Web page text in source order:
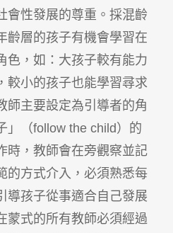
會性發展的尊重。採混齡
齡層的孩子有機會學習在
色，如：大孩子較有能力
較小的孩子也能學習尋求
師主要設定為引導者的角
」（follow the child）的
時，教師會在旁觀察並記
的方式介入，必須熟悉每
導孩子從事適合自己發展
蒙式的所有教師必須經過